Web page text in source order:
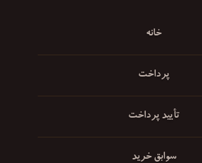
خانه
پرداخت
تأیید پرداخت
سوابق خرید